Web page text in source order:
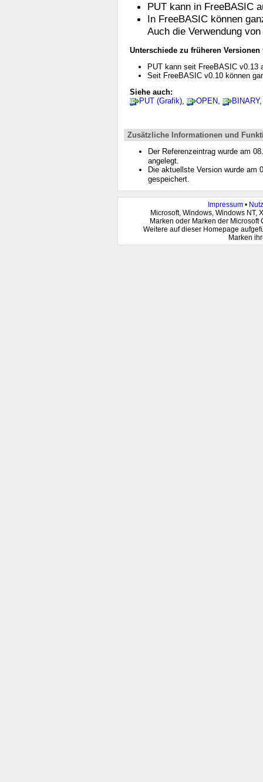
PUT kann in FreeBASIC
In FreeBASIC können
Auch die Verwendung von
Unterschiede zu früheren Versionen
PUT kann seit FreeBASIC v0.13
Seit FreeBASIC v0.10 können
Siehe auch:
PUT (Grafik), OPEN, BINARY
Zusätzliche Informationen und
Der Referenzeintrag wurde am
angelegt.
Die aktuellste Version wurde am
gespeichert.
Impressum•
Microsoft, Windows, Windows NT,
Marken oder Marken der
Weitere auf dieser Homepage
Marken